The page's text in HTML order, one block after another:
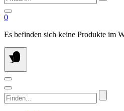
0
Es befinden sich keine Produkte im
Finden...